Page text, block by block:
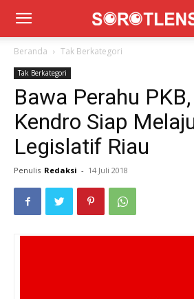
Beranda Tak Berkategori
Tak Berkategori
Bawa Perahu
Kendro Siap
Legislatif Riau
Penulis Redaksi - 14 Juli 2018